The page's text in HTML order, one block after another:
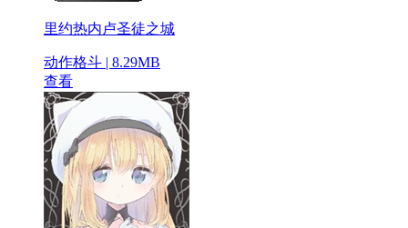
里约热内卢圣徒之城
动作格斗 | 8.29MB
查看